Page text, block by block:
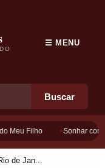
Buscar
☰ MENU
Meu Filho Sonhar com
de Jan...